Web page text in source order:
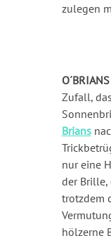
zulegen
Zufall,
Brians
nur eine
der Brille,
trotzdem
hölzerne